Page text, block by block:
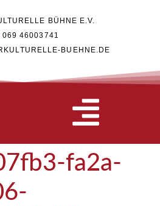
BÜHNE E.V.
069 46003741
BUEHNE.DE
fa2a-